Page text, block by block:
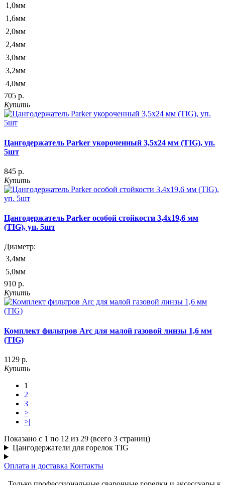
1,0мм
1,6мм
2,0мм
2,4мм
3,0мм
3,2мм
4,0мм
705 р.
Купить
Цангодержатель Parker укороченный 3,5x24 мм (TIG), уп.
5шт
845 р.
Купить
Цангодержатель Parker особой стойкости 3,4x19,6 мм
(TIG), уп. 5шт
Диаметр:
3,4мм
5,0мм
910 р.
Купить
Комплект фильтров Arc для малой газовой линзы 1,6 мм
(TIG)
1129 р.
Купить
1
2
3
>
>|
Показано с 1 по 12 из 29 (всего 3 страниц)
Цангодержатели для горелок TIG
Оплата и доставка Контакты